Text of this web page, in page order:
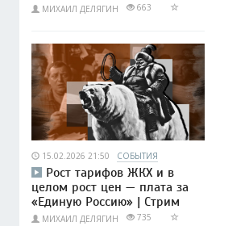
МИХАИЛ ДЕЛЯГИН 663
15.02.2026 21:50 СОБЫТИЯ
Рост тарифов ЖКХ и в
целом рост цен — плата за
«Единую Россию» | Стрим
МИХАИЛ ДЕЛЯГИН 735